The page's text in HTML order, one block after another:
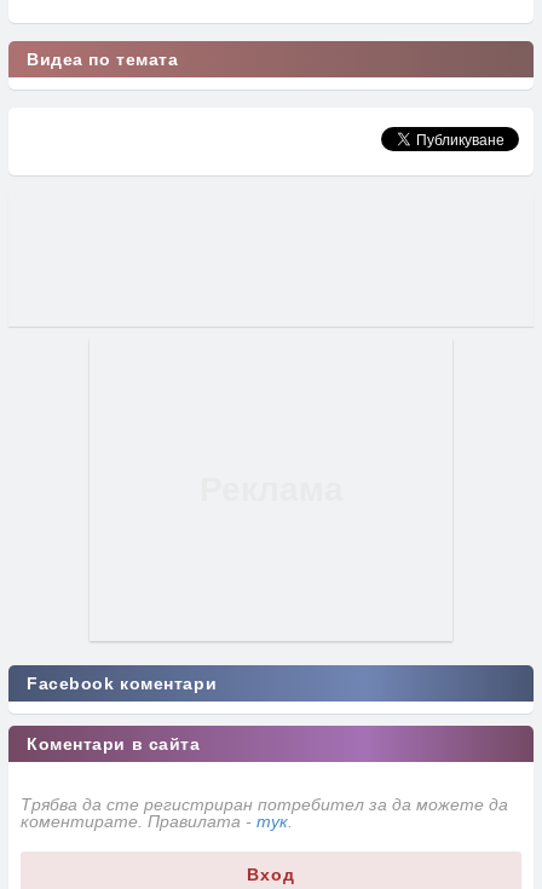
Видеа по темата
Facebook коментари
Коментари в сайта
Трябва да сте регистриран потребител за да можете да
коментирате. Правилата - тук.
Вход